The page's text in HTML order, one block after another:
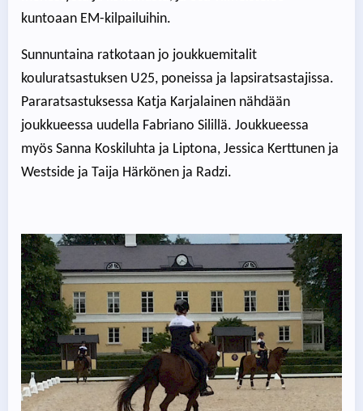
kuntoaan EM-kilpailuihin.
Sunnuntaina ratkotaan jo joukkuemitalit
kouluratsastuksen U25, poneissa ja lapsiratsastajissa.
Pararatsastuksessa Katja Karjalainen nähdään
joukkueessa uudella Fabriano Silillä. Joukkueessa
myös Sanna Koskiluhta ja Liptona, Jessica Kerttunen ja
Westside ja Taija Härkönen ja Radzi.